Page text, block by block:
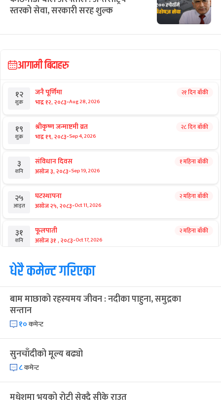
स्तरको सेवा, सरकारी सरह शुल्क
आगामी बिदाहरु
१२
शुक्र
जनै पूर्णिमा
भाद्र १२, २०८३-Aug 28, 2026
२१ दिन बाँकी
१९
शुक्र
श्रीकृष्ण जन्माष्टमी व्रत
भाद्र १९, २०८३-Sep 4, 2026
२८ दिन बाँकी
३
शनि
संविधान दिवस
असोज ३, २०८३-Sep 19, 2026
१ महिना बाँकी
२५
आइत
घटस्थापना
असोज २५, २०८३-Oct 11, 2026
२ महिना बाँकी
३१
शनि
फूलपाती
असोज ३१ , २०८३-Oct 17, 2026
२ महिना बाँकी
१
आइत
कार्तिक सङ्क्रान्ति
कार्तिक १, २०८३-Oct 18, 2026
३
मंगल
महानवमी २ महिना बाँकी
४
५ पापा‌ङ्कुशा एकादशी व्रत
-
धेरै कमेन्ट गरिएका
बाम माछाको रहस्यमय जीवन : नदीका पाहुना, समुद्रका
सन्तान
१०कमेन्ट
सुनचाँदीको मूल्य बढ्यो
८कमेन्ट